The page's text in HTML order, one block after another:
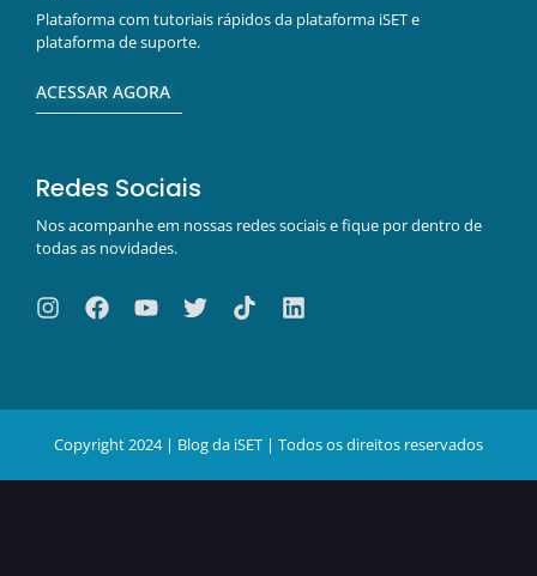
Plataforma com tutoriais rápidos da plataforma iSET e
plataforma de suporte.
ACESSAR AGORA
Redes Sociais
Nos acompanhe em nossas redes sociais e fique por dentro de
todas as novidades.
Copyright 2024 | Blog da iSET | Todos os direitos reservados